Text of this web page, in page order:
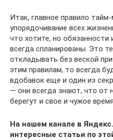
Итак, главное правило
упорядочивание всех
что хотите, но
всегда спланированы. Это
откладывать без веской
этим правилам, то всегда
вдобавок еще и один из
— они всегда знают, что от
берегут и свое и чужое
На нашем канале в
интересные статьи по